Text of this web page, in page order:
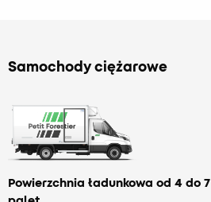
Samochody ciężarowe
Powierzchnia ładunkowa od 4 do 7